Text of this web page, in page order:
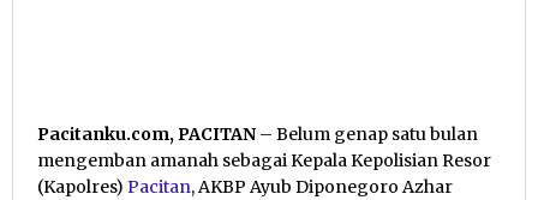
Pacitanku.com, PACITAN – Belum genap satu bulan
mengemban amanah sebagai Kepala Kepolisian Resor
(Kapolres) Pacitan, AKBP Ayub Diponegoro Azhar